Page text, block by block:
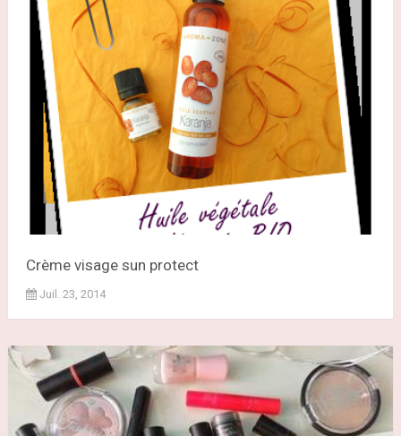
Crème visage sun protect
Juil. 23, 2014